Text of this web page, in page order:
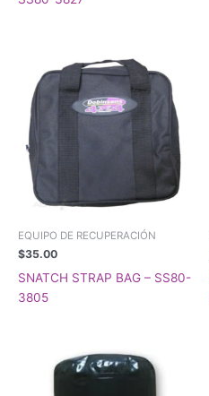
EQUIPO DE RECUPERACIÓN
$35.00
SNATCH STRAP BAG – SS80-
3805